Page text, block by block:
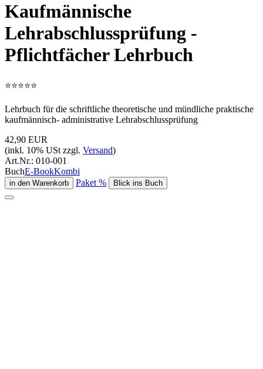
Kaufmännische
Lehrabschlussprüfung ‐
Pflichtfächer Lehrbuch
⭐⭐⭐⭐⭐
Lehrbuch für die schriftliche theoretische und mündliche praktische
kaufmännisch- administrative Lehrabschlussprüfung
42,90 EUR
(inkl. 10% USt zzgl. Versand)
Art.Nr.: 010-001
BuchE-BookKombi
Paket %
Blick ins Buch